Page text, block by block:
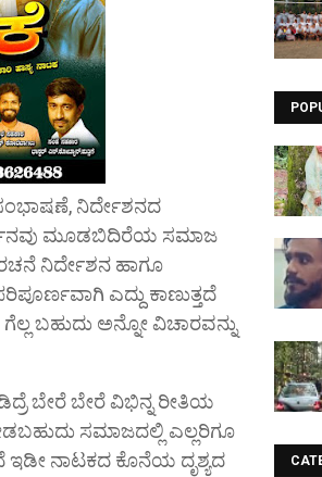
ನಿರ್ದೇಶನದ
ಮೂಡಬಿದಿರೆಯ ಸಮಾಜ
ನಿರ್ದೇಶನ ಹಾಗೂ
ಎದ್ದು ಕಾಣುತ್ತದೆ
ಬಹುದು ಅನ್ನೋ ವಿಚಾರವನ್ನು
ಬೇರೆ ಬೇರೆ ವಿಭಿನ್ನ ರೀತಿಯ
ಸಮಾಜದಲ್ಲಿ ಎಲ್ಲರಿಗೂ
ಇಡೀ ನಾಟಕದ ಕೊನೆಯ ದೃಶ್ಯದ